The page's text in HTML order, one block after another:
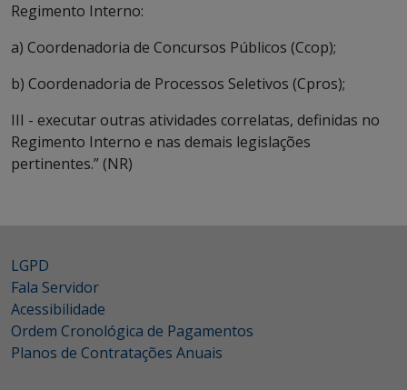
Regimento Interno:
a) Coordenadoria de Concursos Públicos (Ccop);
b) Coordenadoria de Processos Seletivos (Cpros);
III - executar outras atividades correlatas, definidas no
Regimento Interno e nas demais legislações
pertinentes.” (NR)
LGPD
Fala Servidor
Acessibilidade
Ordem Cronológica de Pagamentos
Planos de Contratações Anuais